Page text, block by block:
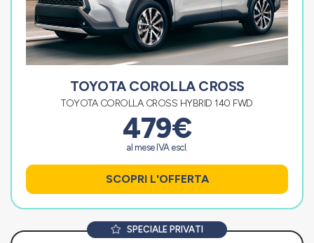
TOYOTA COROLLA CROSS
TOYOTA COROLLA CROSS HYBRID 140 FWD
479€
al mese IVA escl.
SCOPRI L'OFFERTA
SPECIALE PRIVATI